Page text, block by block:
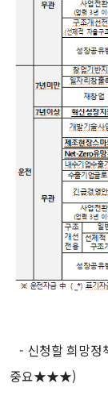
- 신청할 희망정
중요★★★)